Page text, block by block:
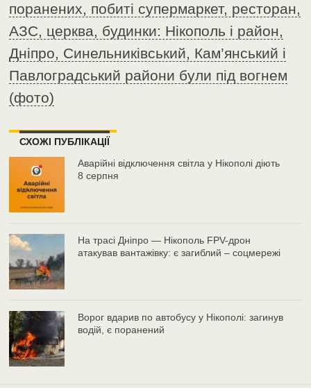
поранених, побиті супермаркет, ресторан,
АЗС, церква, будинки: Нікополь і район,
Дніпро, Синельниківський, Кам’янський і
Павлоградський райони були під вогнем
(фото)
СХОЖІ ПУБЛІКАЦІЇ
Аварійні відключення світла у Нікополі діють
8 серпня
На трасі Дніпро — Нікополь FPV-дрон
атакував вантажівку: є загиблий – соцмережі
Ворог вдарив по автобусу у Нікополі: загинув
водій, є поранений